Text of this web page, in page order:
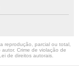
reprodução, parcial ou total,
Crime de violação de
de direitos autorais